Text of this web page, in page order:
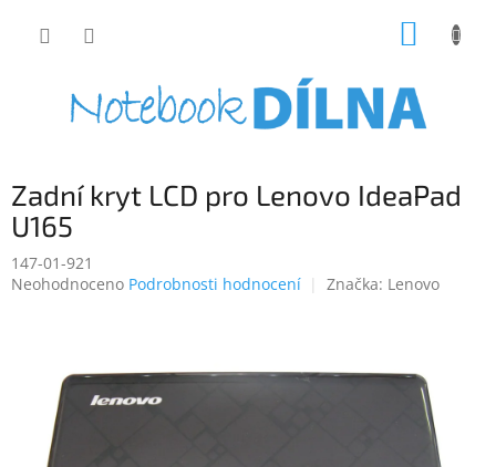
Zadní kryt LCD pro Lenovo IdeaPad
U165
147-01-921
Průměrné
hvězdiček.
Neohodnoceno Podrobnosti hodnocení Značka: Lenovo